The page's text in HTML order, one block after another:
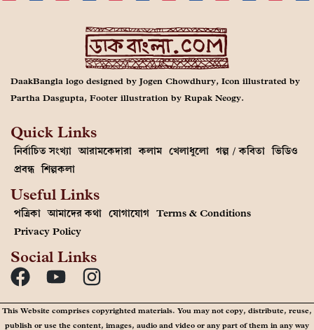
DaakBangla logo designed by Jogen Chowdhury, Icon illustrated by
Partha Dasgupta, Footer illustration by Rupak Neogy.
Quick Links
নির্বাচিত সংখ্যা আরামকেদারা কলাম খেলাধুলো গল্প / কবিতা ভিডিও
প্রবন্ধ শিল্পকলা
Useful Links
পত্রিকা আমাদের কথা যোগাযোগ Terms & Conditions
Privacy Policy
Social Links
This Website comprises copyrighted materials. You may not copy, distribute, reuse,
publish or use the content, images, audio and video or any part of them in any way